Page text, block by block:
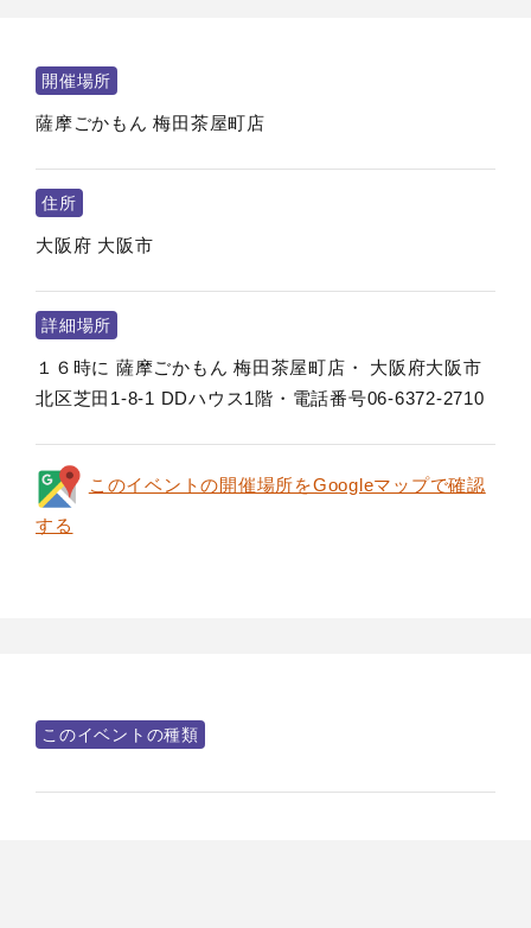
開催場所
薩摩ごかもん 梅田茶屋町店
住所
大阪府 大阪市
詳細場所
１６時に 薩摩ごかもん 梅田茶屋町店・ 大阪府大阪市
北区芝田1-8-1 DDハウス1階・電話番号06-6372-2710
このイベントの開催場所をGoogleマップで確認
する
このイベントの種類